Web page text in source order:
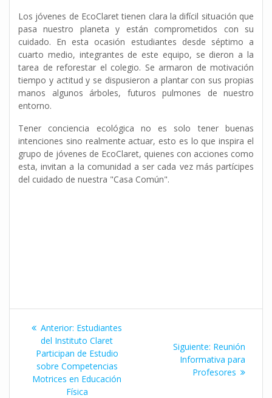
Los jóvenes de EcoClaret tienen clara la difícil situación que
pasa nuestro planeta y están comprometidos con su
cuidado. En esta ocasión estudiantes desde séptimo a
cuarto medio, integrantes de este equipo, se dieron a la
tarea de reforestar el colegio. Se armaron de motivación
tiempo y actitud y se dispusieron a plantar con sus propias
manos algunos árboles, futuros pulmones de nuestro
entorno.
Tener conciencia ecológica no es solo tener buenas
intenciones sino realmente actuar, esto es lo que inspira el
grupo de jóvenes de EcoClaret, quienes con acciones como
esta, invitan a la comunidad a ser cada vez más partícipes
del cuidado de nuestra "Casa Común".
Navegación
entradas
Anterior: Entrada
anterior:
Estudiantes
del Instituto Claret
Participan de Estudio
sobre Competencias
Motrices en Educación
Física
Siguiente: Siguiente
entrada:
Reunión
Informativa para
Profesores